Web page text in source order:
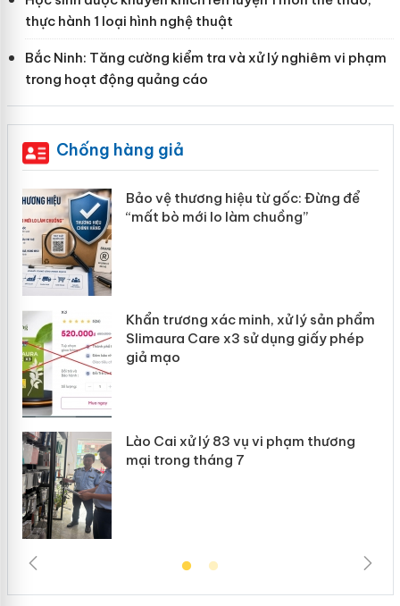
thực hành 1 loại hình nghệ thuật
Bắc Ninh: Tăng cường kiểm tra và xử lý nghiêm vi phạm
trong hoạt động quảng cáo
Chống hàng giả
Bảo vệ thương hiệu từ gốc: Đừng để
“mất bò mới lo làm chuồng”
Khẩn trương xác minh, xử lý sản phẩm
Slimaura Care x3 sử dụng giấy phép
giả mạo
Lào Cai xử lý 83 vụ vi phạm thương
mại trong tháng 7